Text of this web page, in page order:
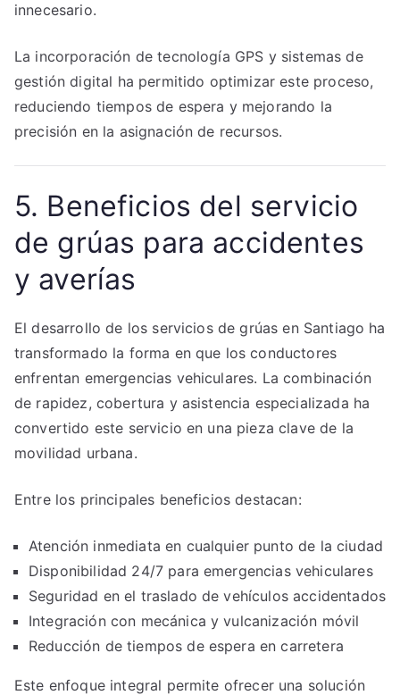
innecesario.
La incorporación de tecnología GPS y sistemas de
gestión digital ha permitido optimizar este proceso,
reduciendo tiempos de espera y mejorando la
precisión en la asignación de recursos.
5. Beneficios del servicio
de grúas para accidentes
y averías
El desarrollo de los servicios de grúas en Santiago ha
transformado la forma en que los conductores
enfrentan emergencias vehiculares. La combinación
de rapidez, cobertura y asistencia especializada ha
convertido este servicio en una pieza clave de la
movilidad urbana.
Entre los principales beneficios destacan:
Atención inmediata en cualquier punto de la ciudad
Disponibilidad 24/7 para emergencias vehiculares
Seguridad en el traslado de vehículos accidentados
Integración con mecánica y vulcanización móvil
Reducción de tiempos de espera en carretera
Este enfoque integral permite ofrecer una solución